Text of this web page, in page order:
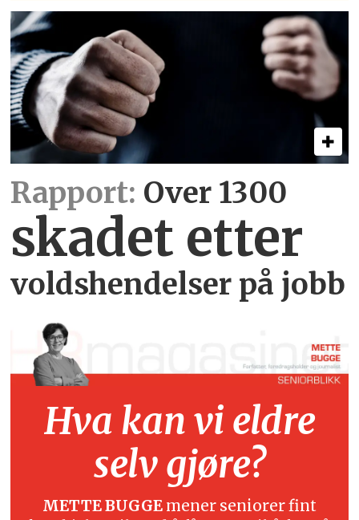
Rapport: Over 1300
skadet etter
voldshendelser på jobb
Hva kan vi eldre
selv gjøre?
METTE BUGGE mener seniorer fint